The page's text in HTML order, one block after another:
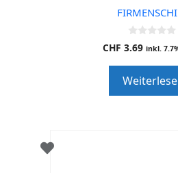
0
o
o
f
5
CHF 3.69 inkl.